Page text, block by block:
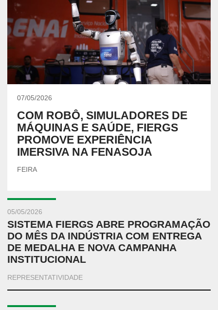
07/05/2026
COM ROBÔ, SIMULADORES DE
MÁQUINAS E SAÚDE, FIERGS
PROMOVE EXPERIÊNCIA
IMERSIVA NA FENASOJA
FEIRA
05/05/2026
SISTEMA FIERGS ABRE PROGRAMAÇÃO
DO MÊS DA INDÚSTRIA COM ENTREGA
DE MEDALHA E NOVA CAMPANHA
INSTITUCIONAL
REPRESENTATIVIDADE